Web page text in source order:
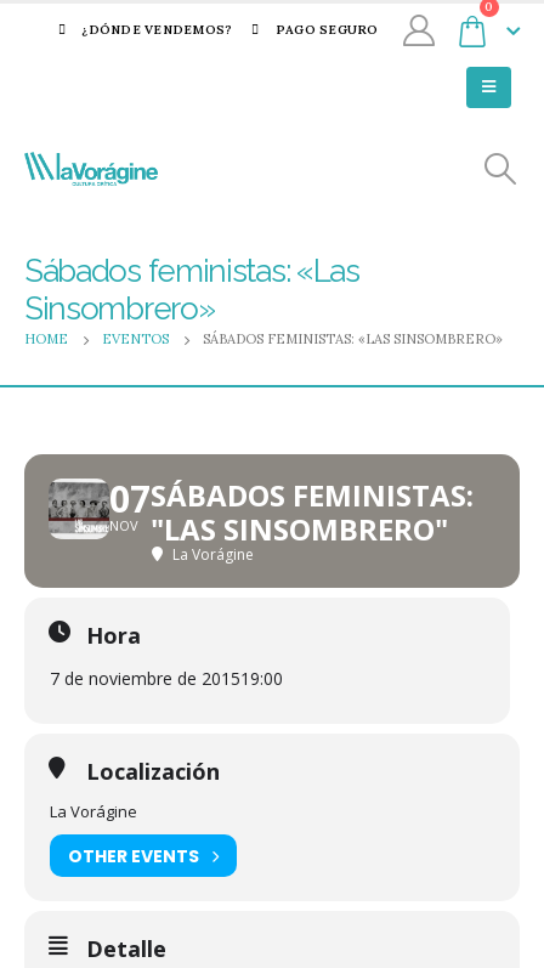
¿DÓNDE VENDEMOS? PAGO SEGURO
0
Sábados feministas: «Las
Sinsombrero»
HOME EVENTOS SÁBADOS FEMINISTAS: «LAS SINSOMBRERO»
07
NOV
SÁBADOS FEMINISTAS:
"LAS SINSOMBRERO"
La Vorágine
Hora
7 de noviembre de 201519:00
Localización
La Vorágine
OTHER EVENTS
Detalle